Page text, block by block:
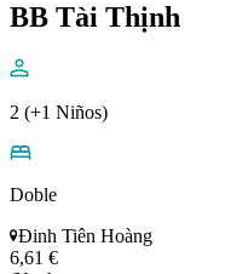
BB Tài Thịnh
2 (+1 Niños)
Doble
Đinh Tiên Hoàng
6,61 €